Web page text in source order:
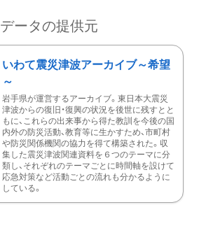
データの提供元
いわて震災津波アーカイブ～希望
～
岩手県が運営するアーカイブ。東日本大震災
津波からの復旧・復興の状況を後世に残すとと
もに、これらの出来事から得た教訓を今後の国
内外の防災活動、教育等に生かすため、市町村
や防災関係機関の協力を得て構築された。収
集した震災津波関連資料を６つのテーマに分
類し、それぞれのテーマごとに時間軸を設けて
応急対策など活動ごとの流れも分かるように
している。